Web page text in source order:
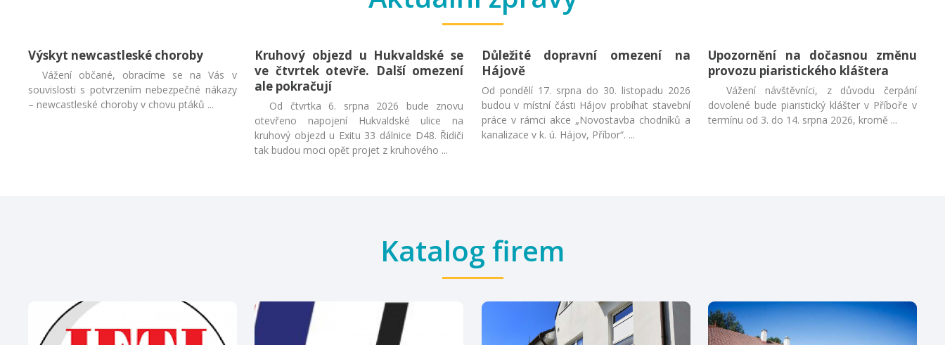
Výskyt newcastleské choroby
Vážení občané, obracíme se na Vás v
souvislosti s potvrzením nebezpečné nákazy
– newcastleské choroby v chovu ptáků ...
Kruhový objezd u Hukvaldské se
ve čtvrtek otevře. Další omezení
ale pokračují
Od čtvrtka 6. srpna 2026 bude znovu
otevřeno napojení Hukvaldské ulice na
kruhový objezd u Exitu 33 dálnice D48. Řidiči
tak budou moci opět projet z kruhového ...
Důležité dopravní omezení na
Hájově
Od pondělí 17. srpna do 30. listopadu 2026
budou v místní části Hájov probíhat stavební
práce v rámci akce „Novostavba chodníků a
kanalizace v k. ú. Hájov, Příbor“. ...
Upozornění na dočasnou změnu
provozu piaristického kláštera
Vážení návštěvníci, z důvodu čerpání
dovolené bude piaristický klášter v Příboře v
termínu od 3. do 14. srpna 2026, kromě ...
Katalog firem